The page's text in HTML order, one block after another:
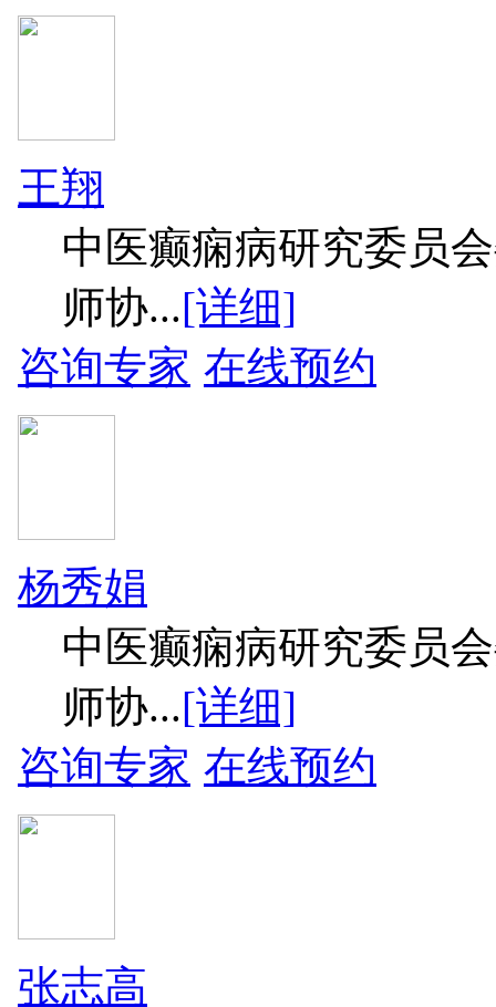
王翔
中医癫痫病研究委员
师协...[详细]
咨询专家 在线预约
杨秀娟
中医癫痫病研究委员
师协...[详细]
咨询专家 在线预约
张志高